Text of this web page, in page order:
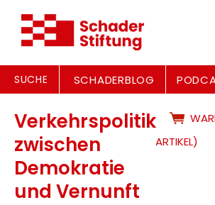
SUCHE SCHADERBLOG
Verkehrspolitik
zwischen
Demokratie
und Vernunft
ARTIKEL)